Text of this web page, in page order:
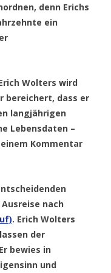
denn Erichs
te ein
Wolters wird
bereichert, dass er
langjährigen
Lebensdaten –
Kommentar
nach
. Erich Wolters
der
bewies in
und